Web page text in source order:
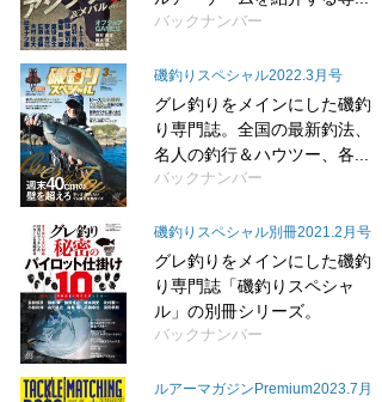
バックナンバー
磯釣りスペシャル2022.3月号
グレ釣りをメインにした磯釣
り専門誌。全国の最新釣法、
名人の釣行＆ハウツー、各...
バックナンバー
磯釣りスペシャル別冊2021.2月号
グレ釣りをメインにした磯釣
り専門誌「磯釣りスペシャ
ル」の別冊シリーズ。
バックナンバー
ルアーマガジンPremium2023.7月